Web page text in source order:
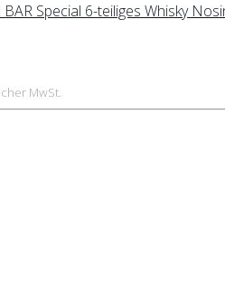
Special 6-teiliges Whisky
MwSt.